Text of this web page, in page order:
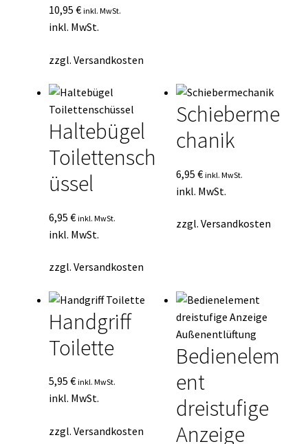
10,95 € inkl. MwSt.
inkl. MwSt.
zzgl. Versandkosten
Haltebügel
Toilettensch
üssel
6,95 € inkl. MwSt.
inkl. MwSt.
zzgl. Versandkosten
Schieberme
chanik
6,95€ inkl. MwSt.
inkl. MwSt.
zzgl.Versandkosten
Handgriff
Toilette
5,95 € inkl. MwSt.
inkl. MwSt.
zzgl. Versandkosten
Bedienelem
ent
dreistufige
Anzeige